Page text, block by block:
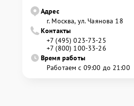
Адрес
г. Москва, ул. Чаянова 18
Контакты
+7 (495) 023-73-25
+7 (800) 100-33-26
Время работы
Работаем с 09:00 до 21:00